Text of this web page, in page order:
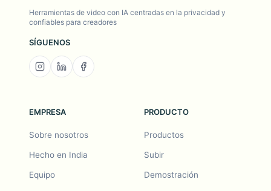
Herramientas de video con IA centradas en la privacidad y
confiables para creadores
SÍGUENOS
EMPRESA
Sobre nosotros
Hecho en India
Equipo
PRODUCTO
Productos
Subir
Demostración